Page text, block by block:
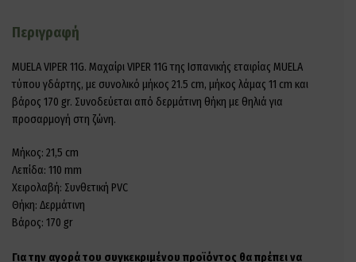
Περιγραφή
MUELA VIPER 11G. Μαχαίρι VIPER 11G της Ισπανικής εταιρίας MUELA
τύπου γδάρτης, με συνολικό μήκος 21.5 cm, μήκος λάμας 11 cm και
βάρος 170 gr. Συνοδεύεται από δερμάτινη θήκη με θηλιά για
προσαρμογή στη ζώνη.
Μήκος: 21,5 cm
Λεπίδα: 110 mm
Χειρολαβή: Συνθετική PVC
Θήκη: Δερμάτινη
Βάρος: 170 gr
Για την αγορά του συγκεκριμένου προϊόντος θα πρέπει να